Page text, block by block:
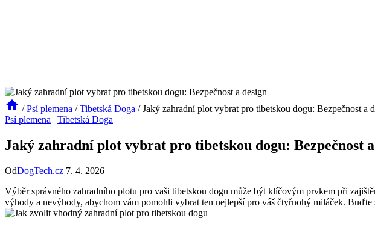
/ Psí plemena / Tibetská Doga / Jaký zahradní plot vybrat pro tibetskou dogu: Bezpečnost a
Psí plemena | Tibetská Doga
Jaký zahradní plot vybrat pro tibetskou dogu: Bezpečnost
OdDogTech.cz 7. 4. 2026
Výběr správného zahradního plotu pro vaši tibetskou dogu může být klíčovým prvkem při
výhody a nevýhody, abychom vám pomohli vybrat ten nejlepší pro váš čtyřnohý miláček.